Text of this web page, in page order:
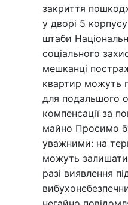
закриття
у дворі 5
штаби
соціального
мешканці
квартир можуть
для подальшого
компенсації за
майно Просимо
уважними: на
можуть
разі виявлення